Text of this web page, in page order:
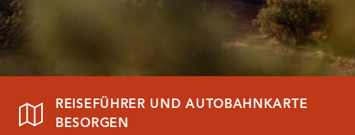
REISEFÜHRER UND AUTOBAHNKARTE
BESORGEN